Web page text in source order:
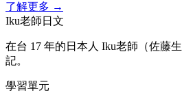
了解更多 →
Iku老師日文
在台 17 年的日本人 Iku老師（佐藤
記。
學習單元